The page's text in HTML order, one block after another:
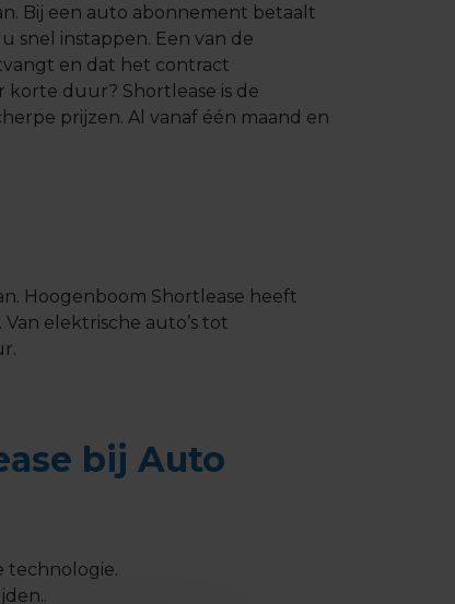
Bij een auto abonnement betaalt
snel instappen. Een van de
en dat het contract
korte duur? Shortlease is de
prijzen. Al vanaf één maand en
Hoogenboom Shortlease heeft
elektrische auto’s tot
bij Auto
technologie.